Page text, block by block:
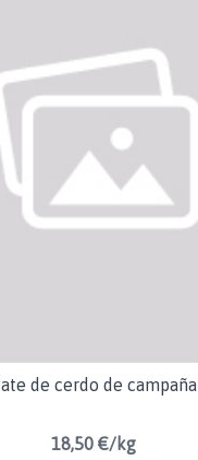
de cerdo de campaña
18,50 €/kg